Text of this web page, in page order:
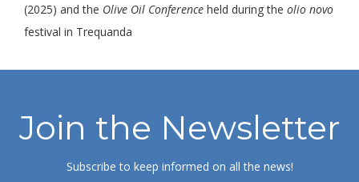
(2025) and the Olive Oil Conference held during the olio novo
festival in Trequanda
Join the Newsletter
Subscribe to keep informed on all the news!